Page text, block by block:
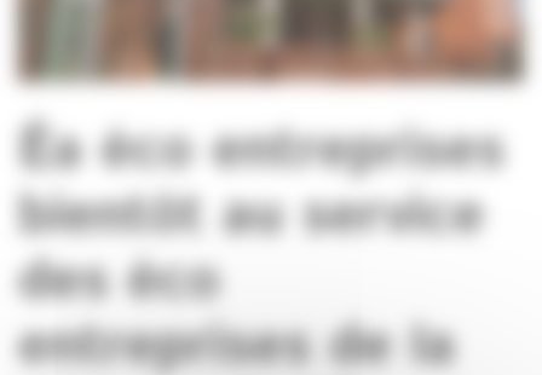
Éa éco entreprises
bientôt au service
des éco
entreprises de la